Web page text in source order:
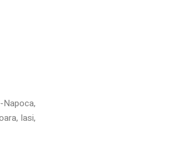
Napoca,
Iasi,